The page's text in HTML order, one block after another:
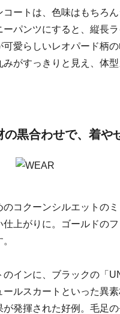
ートは、色味はもちろ
パンツにすると、縦長
愛らしいレオパード柄
がすっきりと見え、体
黒合わせで、着や
コクーンシルエットの
上がりに。ゴールドの
インに、ブラックの「
ルスカートといった異
発揮された好例。毛足